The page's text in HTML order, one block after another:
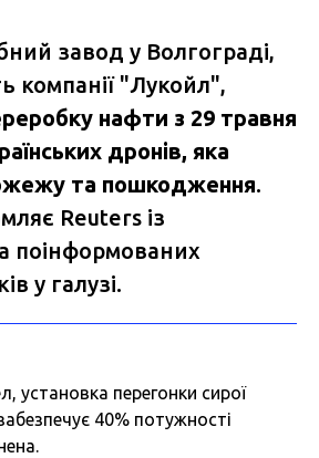
завод у Волгограді,
компанії "Лукойл",
нафти з 29 травня
дронів, яка
та пошкодження.
Reuters із
поінформованих
у галузі.
установка перегонки сирої
40% потужності